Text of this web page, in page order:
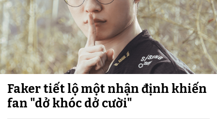
Faker tiết lộ một nhận định khiến
fan "dở khóc dở cười"